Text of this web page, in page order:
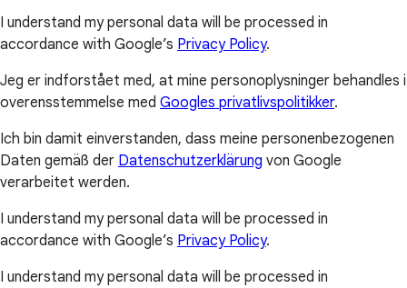
I understand my personal data will be processed in
accordance with Google’s Privacy Policy.
Jeg er indforstået med, at mine personoplysninger behandles i
overensstemmelse med Googles privatlivspolitikker.
Ich bin damit einverstanden, dass meine personenbezogenen
Daten gemäß der Datenschutzerklärung von Google
verarbeitet werden.
I understand my personal data will be processed in
accordance with Google’s Privacy Policy.
I understand my personal data will be processed in